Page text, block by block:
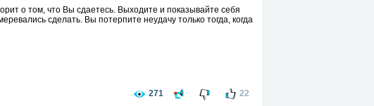
о том, что Вы сдаетесь. Выходите и показывайте себя
сделать. Вы потерпите неудачу только тогда, когда
что Вы хотите достичь невозможного. Не позволяйте
271 22